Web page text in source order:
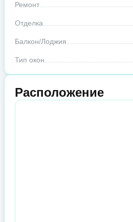
Ремонт
Отделка
Балкон/Лоджия
Тип окон
Расположение